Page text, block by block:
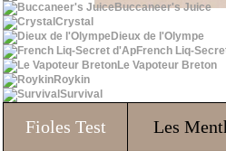
Buccaneer's Juice
Crystal
Dieux de l'Olympe
French Liq-
Le Vapoteur Breton
Roykin
Survival
Fioles Test Les